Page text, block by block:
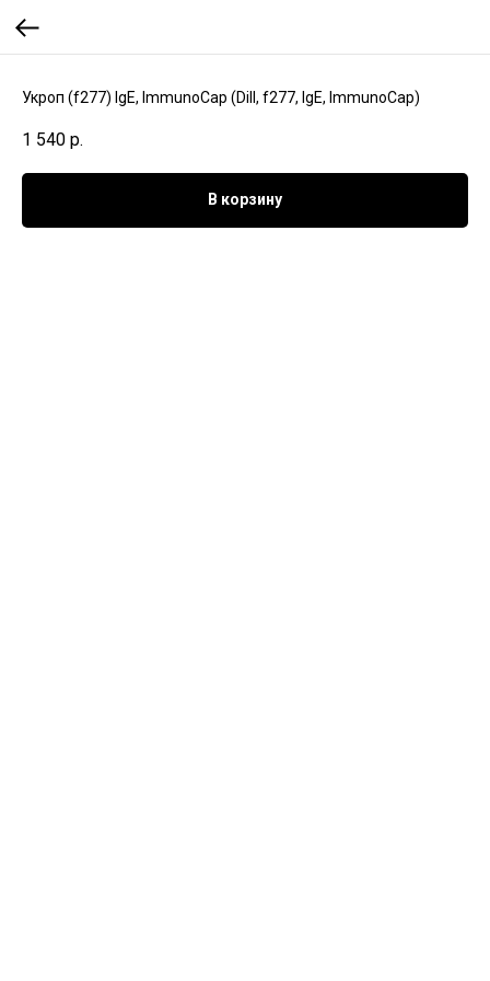
Укроп (f277) IgE, ImmunoCap (Dill, f277, IgE, ImmunoCap)
1 540 р.
В корзину